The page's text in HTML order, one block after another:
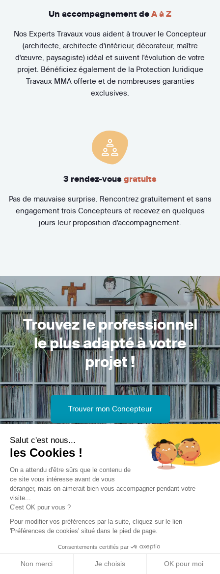
Salut c'est nous...
les Cookies !
On a attendu d'être sûrs que le contenu de
ce site vous intéresse avant de vous
déranger, mais on aimerait bien vous accompagner pendant votre
visite...
C'est OK pour vous ?
Pour modifier vos préférences par la suite, cliquez sur le lien
'Préférences de cookies' situé dans le pied de page.
Consentements certifiés par
Non merci Je choisis OK pour moi
Un accompagnement de A à Z
Nos Experts Travaux vous aident à trouver le Concepteur
(architecte, architecte d'intérieur, décorateur, maître
d'œuvre, paysagiste) idéal et suivent l'évolution de votre
projet. Bénéficiez également de la Protection Juridique
Travaux MMA offerte et de nombreuses garanties
exclusives.
3 rendez-vous gratuits
Pas de mauvaise surprise. Rencontrez gratuitement et sans
engagement trois Concepteurs et recevez en quelques
jours leur proposition d'accompagnement.
Trouvez le professionnel
le plus adapté à votre
projet !
Trouver mon Concepteur
Trouver une réalisation /Construction neuve/Maison
individuelle